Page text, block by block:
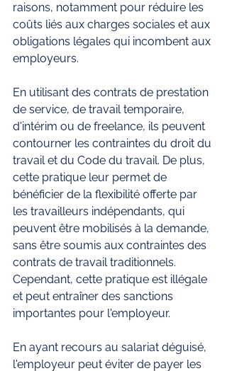
raisons, notamment pour réduire les
coûts liés aux charges sociales et aux
obligations légales qui incombent aux
employeurs.
En utilisant des contrats de prestation
de service, de travail temporaire,
d'intérim ou de freelance, ils peuvent
contourner les contraintes du droit du
travail et du Code du travail. De plus,
cette pratique leur permet de
bénéficier de la flexibilité offerte par
les travailleurs indépendants, qui
peuvent être mobilisés à la demande,
sans être soumis aux contraintes des
contrats de travail traditionnels.
Cependant, cette pratique est illégale
et peut entraîner des sanctions
importantes pour l'employeur.
En ayant recours au salariat déguisé,
l'employeur peut éviter de payer les